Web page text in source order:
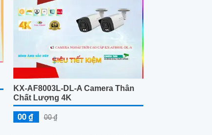
KX-AF8003L-DL-A Camera Thân
Chất Lượng 4K
00 ₫ 00 ₫